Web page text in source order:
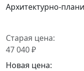
Архитектурно-
Старая цена:
47 040 ₽
Новая цена: